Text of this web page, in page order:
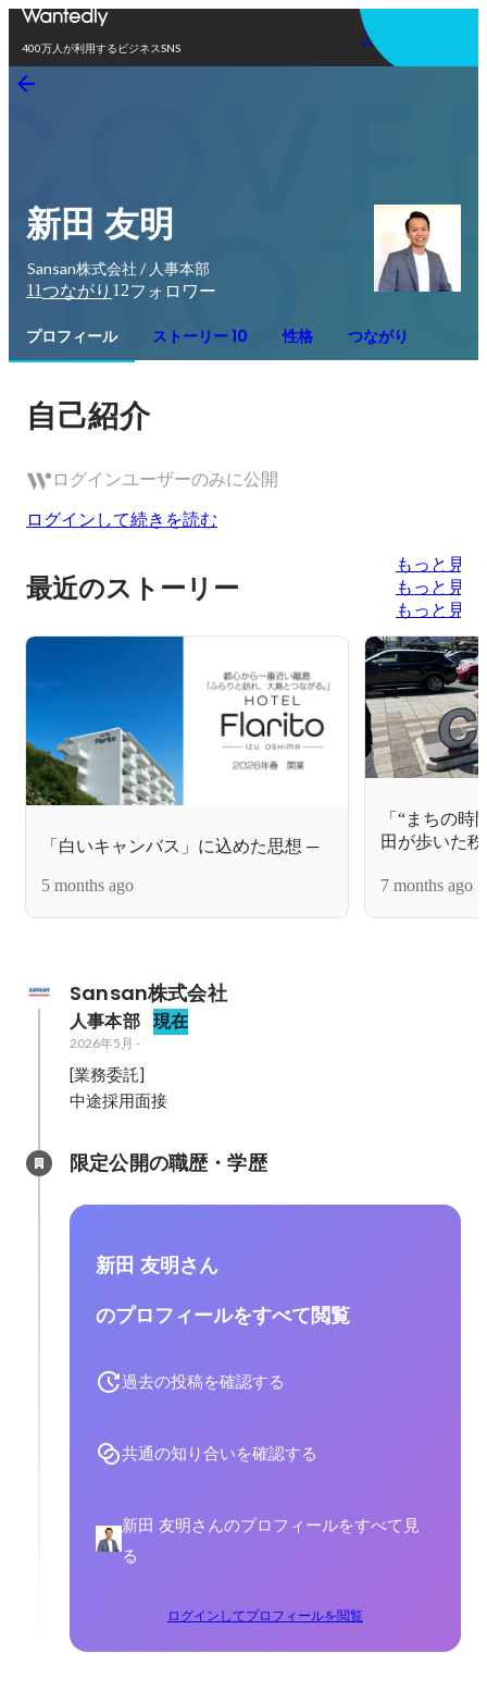
400万人が利用するビジネスSNS
アプリを使う
新田 友明
Sansan株式会社 / 人事本部
11つながり 12フォロワー
プロフィール ストーリー 10 性格 つながり
自己紹介
ログインユーザーのみに公開
ログインして続きを読む
最近のストーリー
もっと見る
もっと見る
もっと見る
「白いキャンバス」に込めた思想 ─
5 months ago
「“まちの
田が歩いた
7 months ago
Sansan株式会社
人事本部 現在
2026年5月 -
[業務委託]
中途採用面接
限定公開の職歴・学歴
新田 友明さん
のプロフィールをすべて閲覧
過去の投稿を確認する
共通の知り合いを確認する
新田 友明さんのプロフィールをすべて見
る
ログインしてプロフィールを閲覧